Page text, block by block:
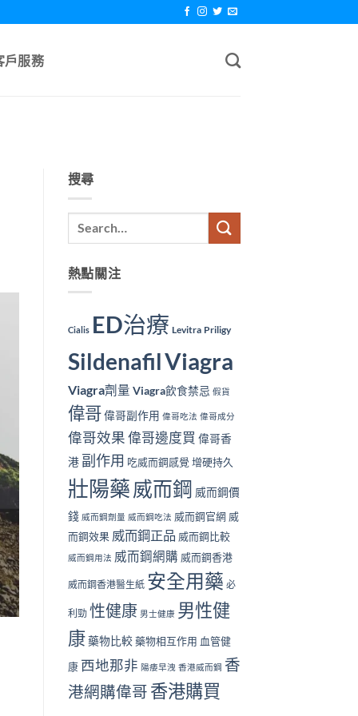
戶服務
搜尋
熱點關注
Cialis ED治療 Levitra Priligy
SildenafilViagra
Viagra劑量 Viagra飲食禁忌 假貨
偉哥 偉哥副作用 偉哥吃法 偉哥成分
偉哥效果偉哥邊度買 偉哥香
港 副作用 吃威而鋼感覺 增硬持久
壯陽藥 威而鋼 威而鋼價
錢 威而鋼劑量 威而鋼吃法 威而鋼官網 威
而鋼效果 威而鋼正品 威而鋼比較
威而鋼用法 威而鋼網購 威而鋼香港
威而鋼香港醫生紙 安全用藥 必
利勁 性健康 男士健康 男性健
康 藥物比較 藥物相互作用 血管健
康 西地那非 陽痿早洩 香港威而鋼 香
港網購偉哥 香港購買